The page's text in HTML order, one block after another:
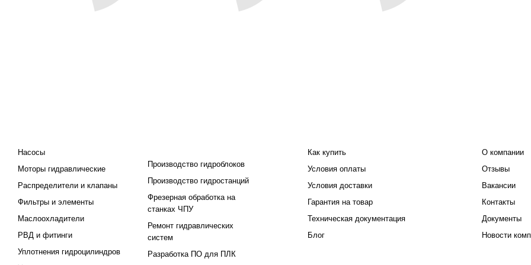
Насосы
Моторы гидравлические
Распределители и клапаны
Фильтры и элементы
Маслоохладители
РВД и фитинги
Уплотнения гидроцилиндров
Производство гидроблоков
Производство гидростанций
Фрезерная обработка на
станках ЧПУ
Ремонт гидравлических
систем
Разработка ПО для ПЛК
Как купить
Условия оплаты
Условия доставки
Гарантия на товар
Техническая документация
Блог
О компании
Отзывы
Вакансии
Контакты
Документы
Новости